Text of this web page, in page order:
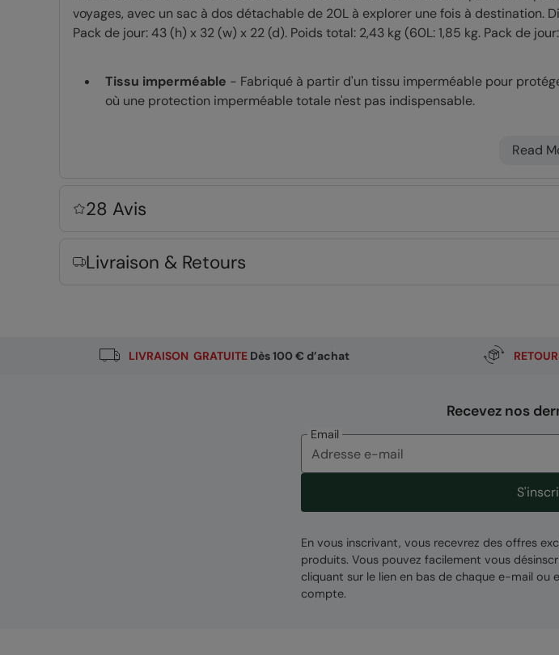
voyages, avec un sac à dos détachable de 20L à explorer une fois à destination.
Pack de jour: 43 (h) x 32 (w) x 22 (d). Poids total: 2,43 kg (60L: 1,85 kg. Pack de
Tissu imperméable - Fabriqué à partir d'un tissu imperméable pour
où une protection imperméable totale n'est pas indispensable.
- La housse de protection de pluie se trouve
plupart de vos biens à l'auberge quand vous partez en excursion pour la
Composition
Mountain Warehouse Polska Spółka z Ograniczoną Odpowiedzialnością, ul.
Read
28 Avis
Livraison & Retours
LIVRAISON GRATUITEDès 100 € d’achat
Recevez nos
Email
En vous inscrivant, vous recevrez des offres
produits. Vous pouvez facilement vous
cliquant sur le lien en bas de chaque e-mail
compte.